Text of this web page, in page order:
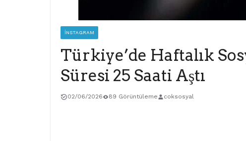
İNSTAGRAM
Türkiye’de Haftalık
Süresi 25 Saati Aştı
02/06/2026 89 Görüntüleme coksosyal